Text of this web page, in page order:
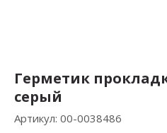
Герметик
серый
Артикул: 00-0038486